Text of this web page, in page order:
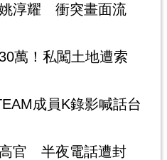
淳耀 衝突畫面流
萬！私闖土地遭索
成員K錄影喊話台
官 半夜電話遭封